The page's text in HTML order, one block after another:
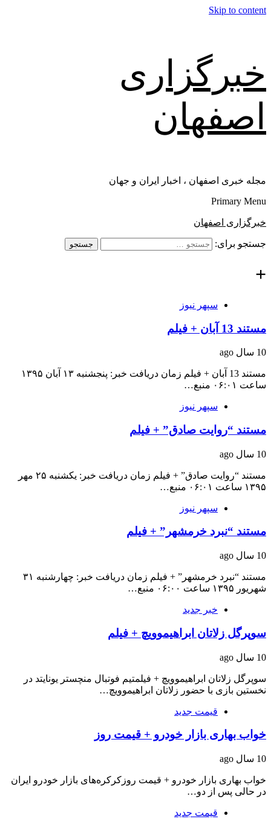
Skip to content
خبرگزاری
اصفهان
مجله خبری اصفهان ، اخبار ایران و جهان
Primary Menu
خبرگزاری اصفهان
جستجو برای:
+
سپهر نیوز
مستند 13 آبان + فیلم
10 سال ago
مستند 13 آبان + فیلم زمان دریافت خبر: پنجشنبه ۱۳ آبان ۱۳۹۵
ساعت ۰۶:۰۱ منبع…
سپهر نیوز
مستند “روایت صادق” + فیلم
10 سال ago
مستند “روایت صادق” + فیلم زمان دریافت خبر: یکشنبه ۲۵ مهر
۱۳۹۵ ساعت ۰۶:۰۱ منبع…
سپهر نیوز
مستند “نبرد خرمشهر” + فیلم
10 سال ago
مستند “نبرد خرمشهر” + فیلم زمان دریافت خبر: چهارشنبه ۳۱
شهریور ۱۳۹۵ ساعت ۰۶:۰۰ منبع…
خبر جدید
سوپرگل زلاتان ابراهیموویچ + فیلم
10 سال ago
سوپرگل زلاتان ابراهیموویچ + فیلمتیم فوتبال منچستر یونایتد در
نخستین بازی با حضور زلاتان ابراهیموویچ…
قیمت جدید
خواب بهاری بازار خودرو + قیمت روز
10 سال ago
خواب بهاری بازار خودرو + قیمت روزکرکره‌های بازار خودرو ایران
در حالی پس از دو…
قیمت جدید